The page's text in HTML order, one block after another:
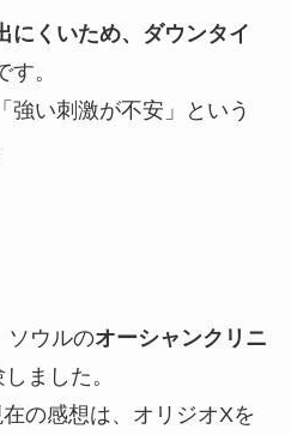
にくいため、ダウンタイ
。
強い刺激が不安」という
ソウルのオーシャンクリニ
ました。
の感想は、オリジオXを